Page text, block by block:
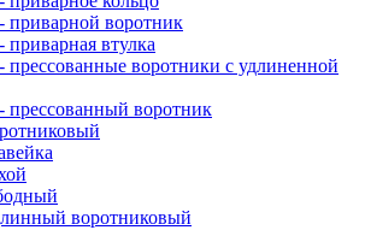
приварной воротник
приварная втулка
прессованные воротники с удлиненной
прессованный воротник
воротниковый